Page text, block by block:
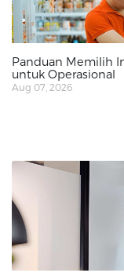
Panduan Memilih
untuk Operasional
Aug 07, 2026